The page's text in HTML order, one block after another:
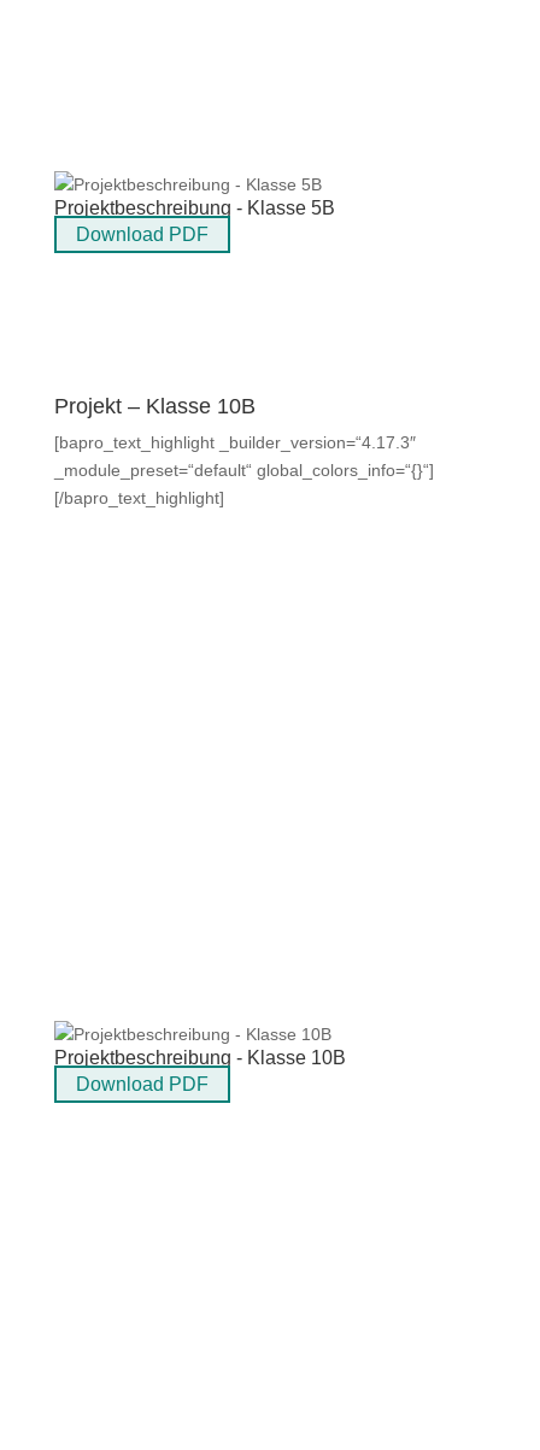
Projektbeschreibung - Klasse 5B
Download PDF
Projekt – Klasse 10B
[bapro_text_highlight _builder_version=“4.17.3″
_module_preset=“default“ global_colors_info=“{}“]
[/bapro_text_highlight]
Projektbeschreibung - Klasse 10B
Download PDF